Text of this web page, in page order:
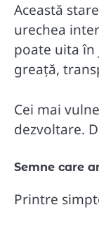
Această
urechea
poate uita în
greață,
Cei mai
dezvoltare.
Semne care
Printre